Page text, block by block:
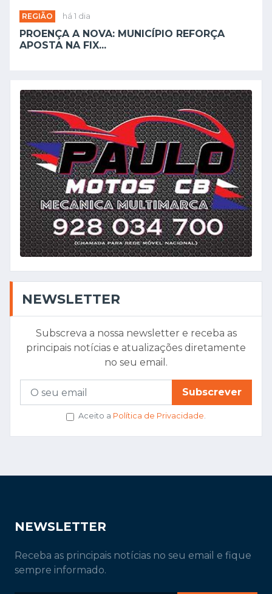
REGIÃO há 1 dia
PROENÇA A NOVA: MUNICÍPIO REFORÇA
APOSTA NA FIX...
NEWSLETTER
Subscreva a nossa newsletter e receba as
principais notícias e atualizações diretamente
no seu email.
Subscrever
Aceito a Política de Privacidade.
NEWSLETTER
Receba as principais notícias no seu email e fique
sempre informado.